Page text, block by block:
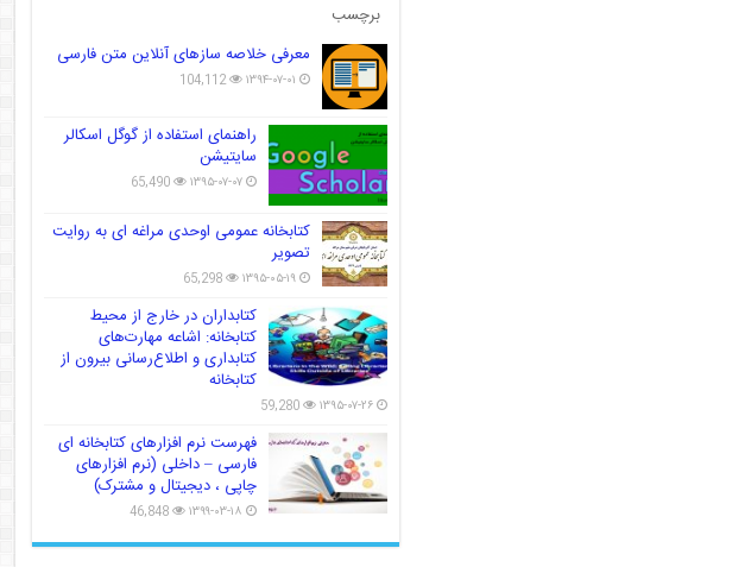
برچسب
معرفی خلاصه سازهای آنلاین متن فارسی
۱۳۹۴-۰۷-۰۱ 104,112
راهنمای استفاده از گوگل اسکالر
سایتیشن
۱۳۹۵-۰۷-۰۷ 65,490
کتابخانه عمومی اوحدی مراغه ای به روایت
تصویر
۱۳۹۵-۰۵-۱۹ 65,298
کتابداران در خارج از محیط
کتابخانه: اشاعه مهارت‌های
کتابداری و اطلاع‌رسانی بیرون از
کتابخانه
۱۳۹۵-۰۷-۲۶ 59,280
فهرست نرم افزارهای کتابخانه ای
فارسی – داخلی (نرم افزارهای
چاپی ، دیجیتال و مشترک)
۱۳۹۹-۰۳-۱۸ 46,848